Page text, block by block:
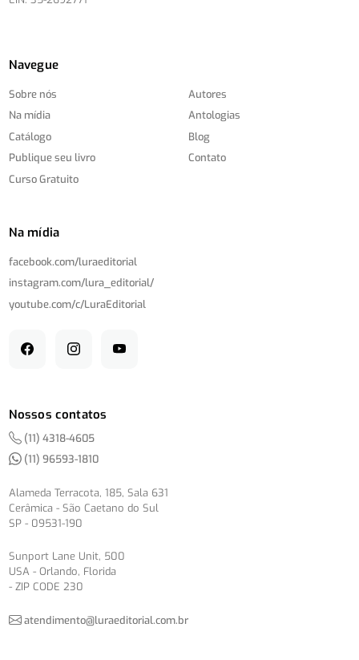
Navegue
Sobre nós
Na mídia
Catálogo
Publique seu livro
Curso Gratuito
Autores
Antologias
Blog
Contato
Na mídia
facebook.com/luraeditorial
instagram.com/lura_editorial/
youtube.com/c/LuraEditorial
Nossos contatos
(11) 4318-4605
(11) 96593-1810
Alameda Terracota, 185, Sala 631
Cerâmica - São Caetano do Sul
SP - 09531-190
Sunport Lane Unit, 500
USA - Orlando, Florida
- ZIP CODE 230
atendimento@luraeditorial.com.br